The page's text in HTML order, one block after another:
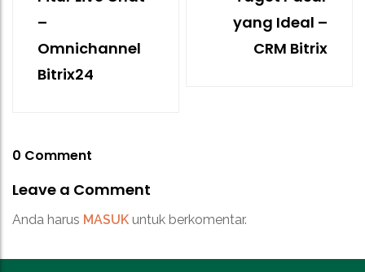
–
Omnichannel
Bitrix24
yang Ideal –
CRM Bitrix
0 Comment
Leave a Comment
Anda harus MASUK untuk berkomentar.